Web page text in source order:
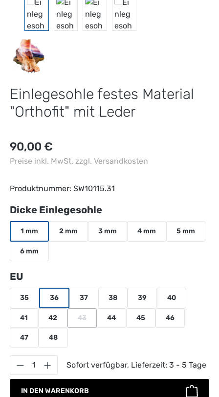
Einlegesohle festes Material
"Orthofit" mit Leder
Regulärer Preis:
90,00 €
Preise inkl. MwSt. zzgl. Versandkosten
Produktnummer: SW10115.31
Dicke Einlegesohleauswählen
1 mm 2 mm 3 mm 4 mm 5 mm
6 mm
EU
35 36 37 38 39 40
41 42 43
(Diese Option ist zurzeit nicht verfügbar.)
44 45 46
47 48
Produkt Anzahl: Gib den gewünschten
Sofort verfügbar, Lieferzeit: 3 - 5 Tage
IN DEN WARENKORB